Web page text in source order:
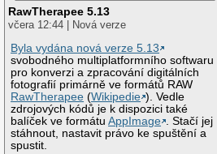
RawTherapee 5.13
včera 12:44 | Nová verze
Byla vydána nová verze 5.13
svobodného multiplatformního softwaru
pro konverzi a zpracování digitálních
fotografií primárně ve formátů RAW
RawTherapee (Wikipedie ). Vedle
zdrojových kódů je k dispozici také
balíček ve formátuAppImage
. Stačí jej
stáhnout, nastavit právo ke spuštění a
spustit.